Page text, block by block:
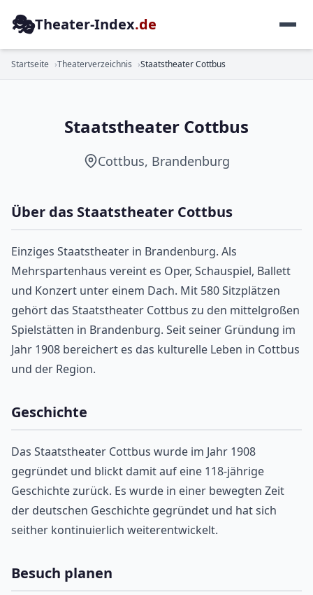
🎭Theater-Index.de
Startseite Theaterverzeichnis Staatstheater Cottbus
MEHRSPARTENHAUS
Staatstheater Cottbus
Cottbus, Brandenburg
Über das Staatstheater Cottbus
Einziges Staatstheater in Brandenburg. Als
Mehrspartenhaus vereint es Oper, Schauspiel, Ballett
und Konzert unter einem Dach. Mit 580 Sitzplätzen
gehört das Staatstheater Cottbus zu den mittelgroßen
Spielstätten in Brandenburg. Seit seiner Gründung im
Jahr 1908 bereichert es das kulturelle Leben in Cottbus
und der Region.
Geschichte
Das Staatstheater Cottbus wurde im Jahr 1908
gegründet und blickt damit auf eine 118-jährige
Geschichte zurück. Es wurde in einer bewegten Zeit
der deutschen Geschichte gegründet und hat sich
seither kontinuierlich weiterentwickelt.
Besuch planen